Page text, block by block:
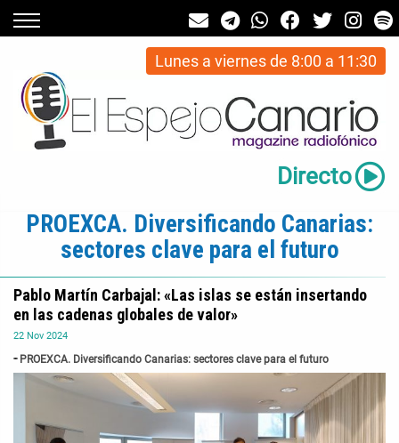
Lunes a viernes de 8:00 a 11:30
Directo
PROEXCA. Diversificando Canarias:
sectores clave para el futuro
22 Nov 2024
PROEXCA. Diversificando Canarias: sectores clave para el futuro
Pablo Martín Carbajal: «Las islas se están insertando
en las cadenas globales de valor»